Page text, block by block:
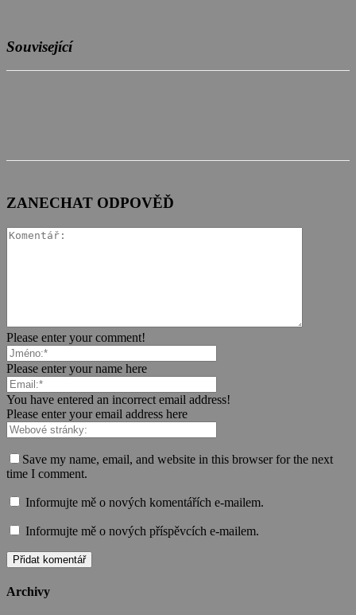
Související
ZANECHAT ODPOVĚĎ
Please enter your comment!
Please enter your name here
You have entered an incorrect email address!
Please enter your email address here
Save my name, email, and website in this browser for the next
time I comment.
Informujte mě o nových komentářích e-mailem.
Informujte mě o nových příspěvcích e-mailem.
Archivy